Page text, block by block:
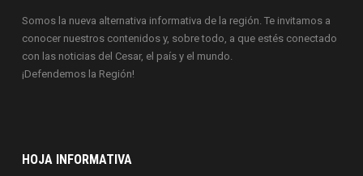
Somos la nueva alternativa informativa de la región. Te invitamos a
conocer nuestros contenidos y, sobre todo, a que estés conectado
con las noticias del Cesar, el país y el mundo.
¡Defendemos la Región!
HOJA INFORMATIVA